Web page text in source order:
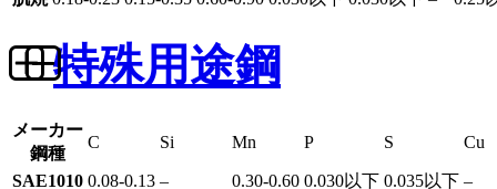
特殊用途鋼
メーカー
鋼種
C Si Mn P S Cu
SAE1010 0.08-0.13 – 0.30-0.60 0.030以下 0.035以下 –